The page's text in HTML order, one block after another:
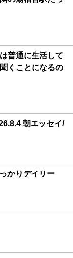
普通に生活して
くことになるの
朝エッセイ/
かりデイリー